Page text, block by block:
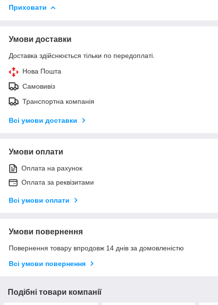
Приховати
Умови доставки
Доставка здійснюється тільки по передоплаті.
Нова Пошта
Самовивіз
Транспортна компанія
Всі умови доставки
Умови оплати
Оплата на рахунок
Оплата за реквізитами
Всі умови оплати
Умови повернення
Повернення товару впродовж 14 днів за домовленістю
Всі умови повернення
Подібні товари компанії